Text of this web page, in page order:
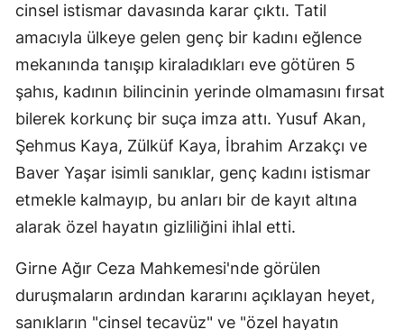
cinsel istismar davasında karar çıktı. Tatil
amacıyla ülkeye gelen genç bir kadını eğlence
mekanında tanışıp kiraladıkları eve götüren 5
şahıs, kadının bilincinin yerinde olmamasını fırsat
bilerek korkunç bir suça imza attı. Yusuf Akan,
Şehmus Kaya, Zülküf Kaya, İbrahim Arzakçı ve
Baver Yaşar isimli sanıklar, genç kadını istismar
etmekle kalmayıp, bu anları bir de kayıt altına
alarak özel hayatın gizliliğini ihlal etti.
Girne Ağır Ceza Mahkemesi'nde görülen
duruşmaların ardından kararını açıklayan heyet,
sanıkların "cinsel tecavüz" ve "özel hayatın